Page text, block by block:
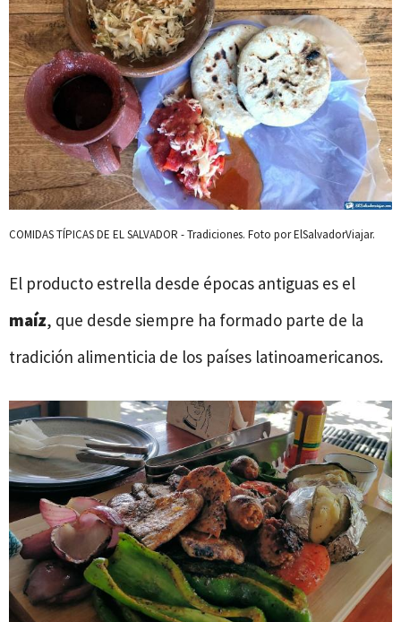
COMIDAS TÍPICAS DE EL SALVADOR - Tradiciones. Foto por ElSalvadorViajar.
El producto estrella desde épocas antiguas es el
maíz, que desde siempre ha formado parte de la
tradición alimenticia de los países latinoamericanos.